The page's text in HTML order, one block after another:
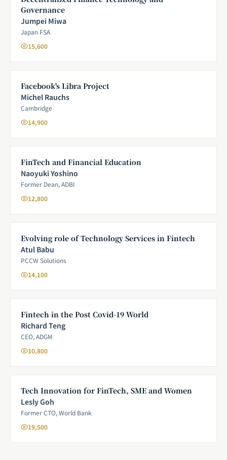
Governance
Jumpei Miwa
Japan FSA
15,600
Facebook's Libra Project
Michel Rauchs
Cambridge
14,900
FinTech and Financial Education
Naoyuki Yoshino
Former Dean, ADBI
12,800
Evolving role of Technology Services in Fintech
Atul Babu
PCCW Solutions
14,100
Fintech in the Post Covid-19 World
Richard Teng
CEO, ADGM
10,800
Tech Innovation for FinTech, SME and Women
Lesly Goh
Former CTO, World Bank
19,500